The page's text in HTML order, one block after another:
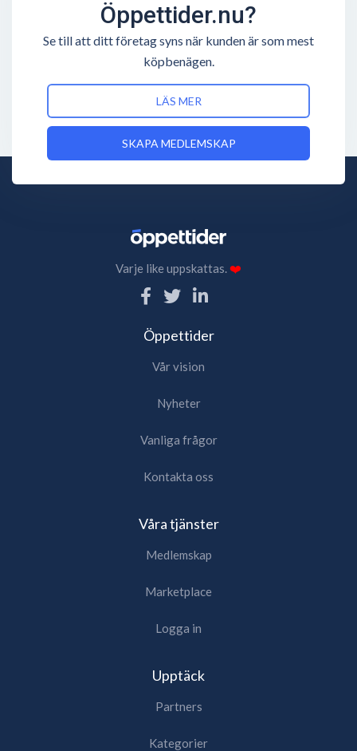
Öppettider.nu?
Se till att ditt företag syns när kunden är som mest
köpbenägen.
LÄS MER
SKAPA MEDLEMSKAP
Varje like uppskattas.❤️
Öppettider
Vår vision
Nyheter
Vanliga frågor
Kontakta oss
Våra tjänster
Medlemskap
Marketplace
Logga in
Upptäck
Partners
Kategorier